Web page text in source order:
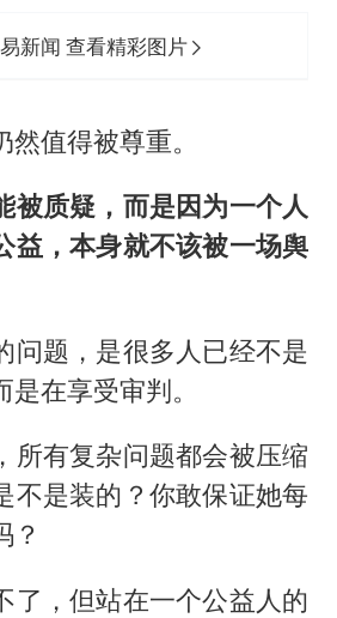
新闻 查看精彩图片
值得被尊重。
被质疑，而是因为一个人
益，本身就不该被一场舆
问题，是很多人已经不是
在享受审判。
所有复杂问题都会被压缩
不是装的？你敢保证她每
？
了，但站在一个公益人的